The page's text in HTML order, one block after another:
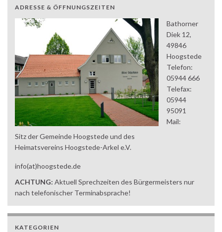
ADRESSE & ÖFFNUNGSZEITEN
Sitz der Gemeinde Hoogstede und des
Heimatsvereins Hoogstede-Arkel e.V.
Bathorner
Diek 12,
49846
Hoogstede
Telefon:
05944 666
Telefax:
05944
95091
Mail:
info(at)hoogstede.de
ACHTUNG: Aktuell Sprechzeiten des Bürgermeisters nur
nach telefonischer Terminabsprache!
KATEGORIEN